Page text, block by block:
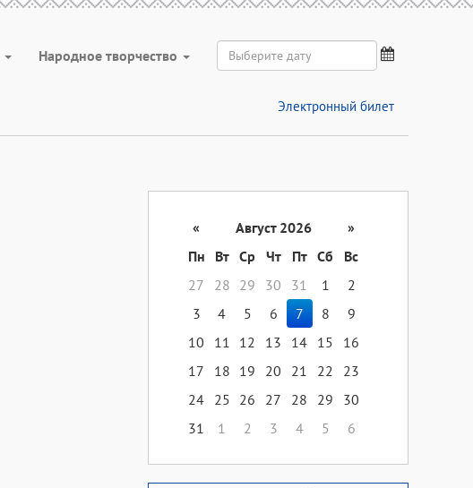
Народное творчество
Электронный билет
« Август 2026
»
Пн
Вт Ср Чт Пт Сб
Вс
27
28 29 30 31 1
2
3
4 5 6 7 8
9
10
11 12 13 14 15
16
17
18 19 20 21 22
23
24 25 26 27 28 29
30
31
1 2 3 4 5 6